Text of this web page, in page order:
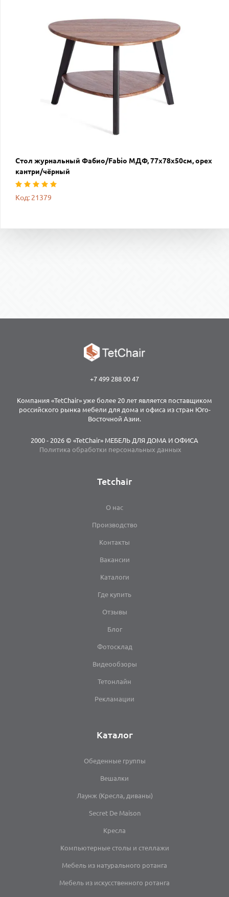
Стол журнальный Фабио/Fabio МДФ, 77х78х50см, орех
кантри/чёрный
Код: 21379
+7 499 288 00 47
Компания «TetChair» уже более 20 лет является поставщиком
российского рынка мебели для дома и офиса из стран Юго-
Восточной Азии.
2000 - 2026 © «TetChair» МЕБЕЛЬ ДЛЯ ДОМА И ОФИСА
Политика обработки персональных данных
Tetchair
О нас
Производство
Контакты
Вакансии
Каталоги
Где купить
Отзывы
Блог
Фотосклад
Видеообзоры
Тетонлайн
Рекламации
Каталог
Обеденные группы
Вешалки
Лаунж (Кресла, диваны)
Secret De Maison
Кресла
Компьютерные столы и стеллажи
Мебель из натурального ротанга
Мебель из искусственного ротанга